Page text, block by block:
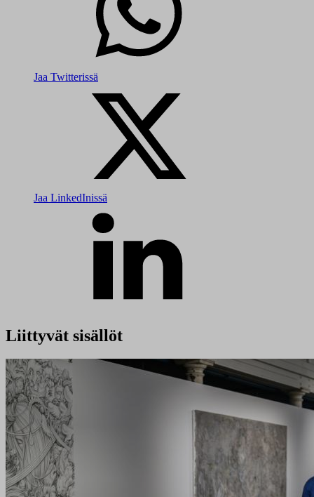
Jaa Twitterissä
Jaa LinkedInissä
Liittyvät sisällöt